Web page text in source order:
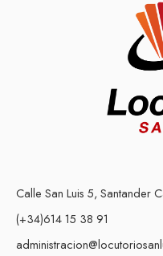
Calle San Luis 5, Santander
(+34)614 15 38 91